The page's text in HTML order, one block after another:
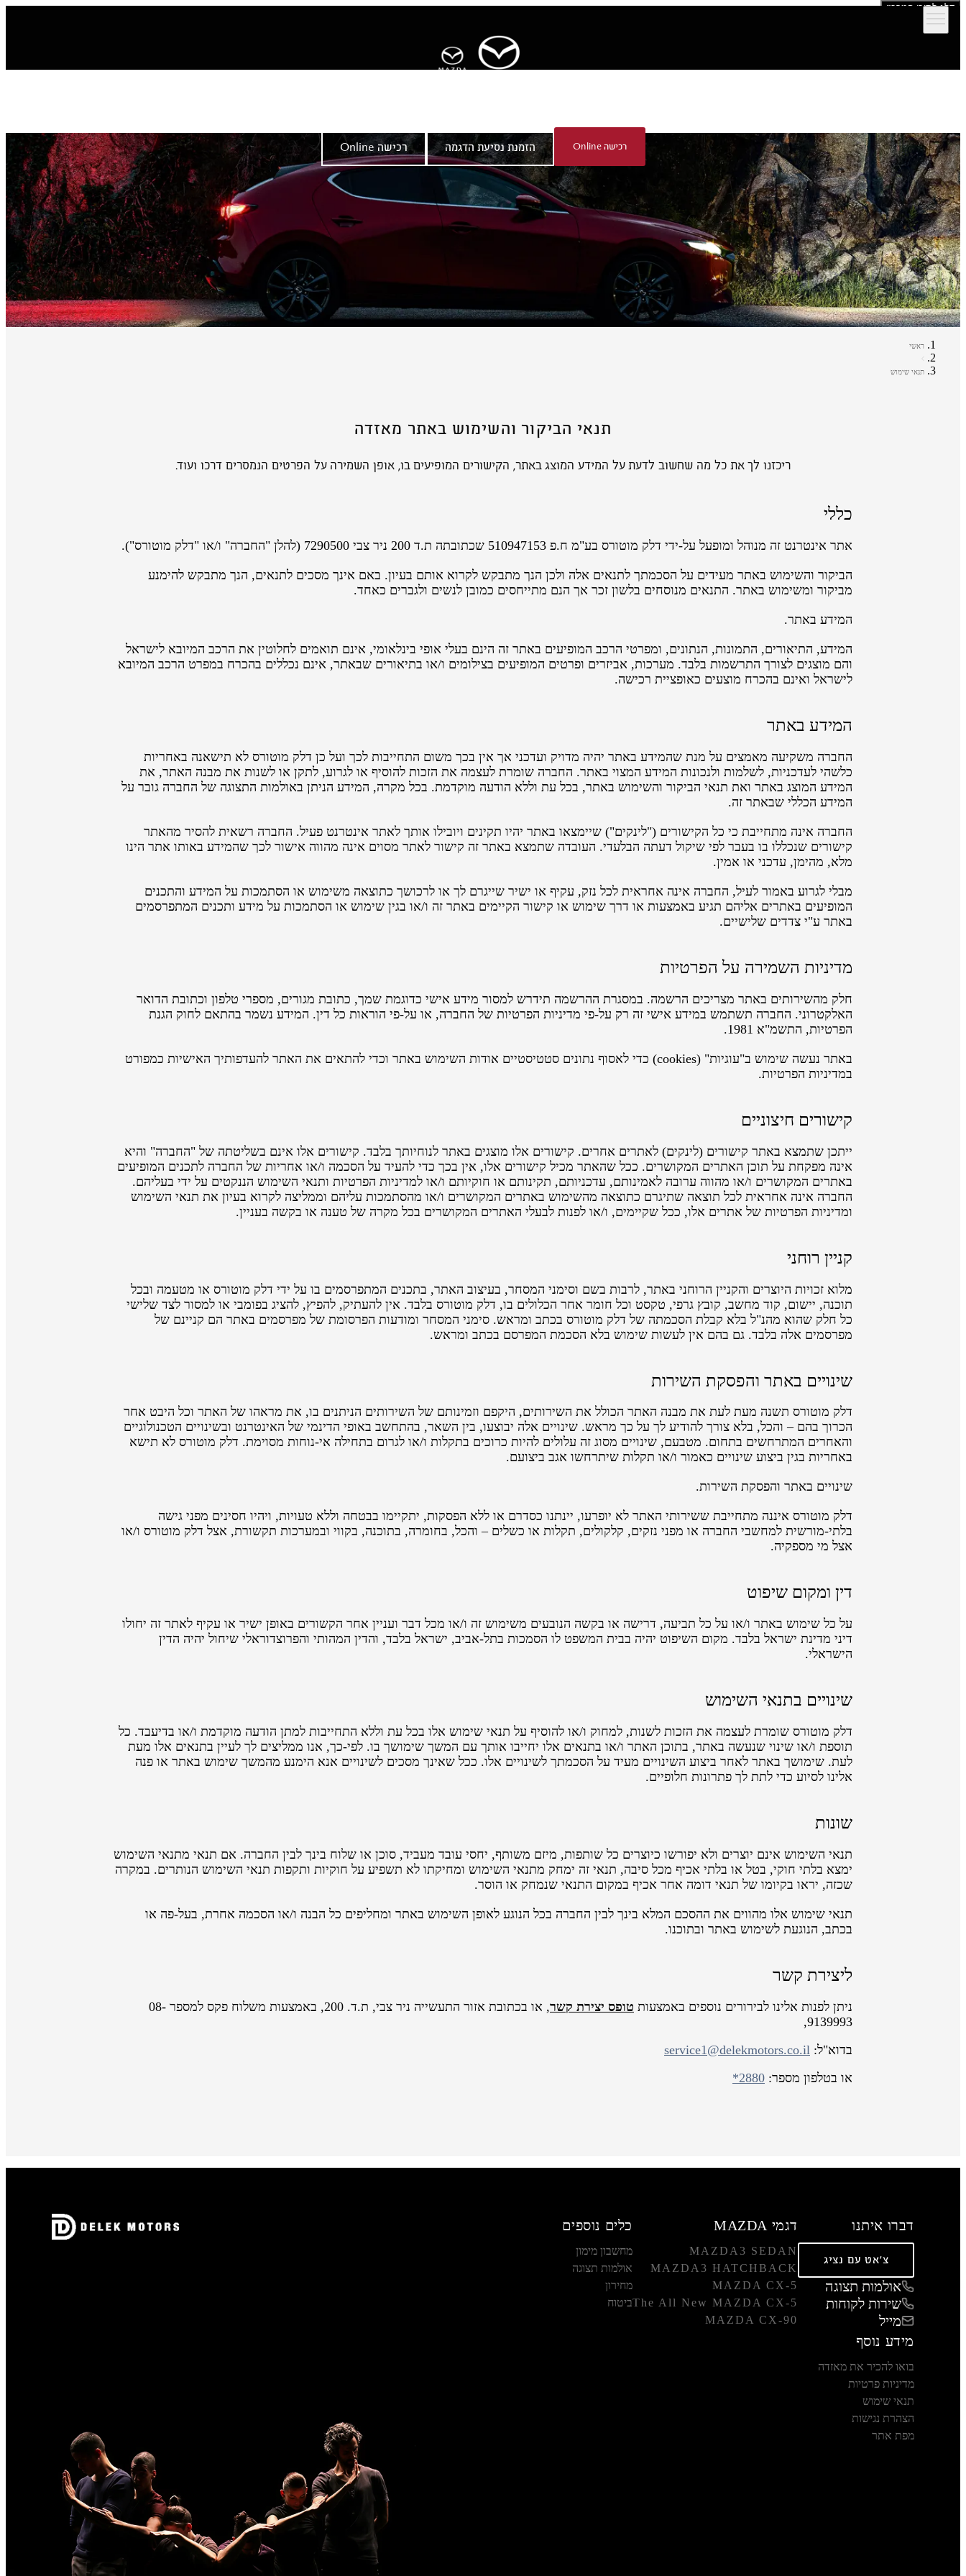
דלג לתוכן המרכזי
רכישה Online הזמנת נסיעת הדגמה רכישה Online
ראשי
תנאי שימוש
תנאי הביקור והשימוש באתר מאזדה
ריכזנו לך את כל מה שחשוב לדעת על המידע המוצג באתר, הקישורים המופיעים בו, אופן השמירה על הפרטים הנמסרים דרכו ועוד.
כללי
אתר אינטרנט זה מנוהל ומופעל על-ידי דלק מוטורס בע"מ ח.פ 510947153 שכתובתה ת.ד 200 ניר צבי 7290500 (להלן "החברה" ו/או "דלק מוטורס").
הביקור והשימוש באתר מעידים על הסכמתך לתנאים אלה ולכן הנך מתבקש לקרוא אותם בעיון. באם אינך מסכים לתנאים, הנך מתבקש להימנע
מביקור ומשימוש באתר. התנאים מנוסחים בלשון זכר אך הנם מתייחסים כמובן לנשים ולגברים כאחד.
המידע באתר.
המידע, התיאורים, התמונות, הנתונים, ומפרטי הרכב המופיעים באתר זה הינם בעלי אופי בינלאומי, אינם תואמים לחלוטין את הרכב המיובא לישראל
והם מוצגים לצורך התרשמות בלבד. מערכות, אביזרים ופרטים המופיעים בצילומים ו/או בתיאורים שבאתר, אינם נכללים בהכרח במפרט הרכב המיובא
לישראל ואינם בהכרח מוצעים כאופציית רכישה.
המידע באתר
החברה משקיעה מאמצים על מנת שהמידע באתר יהיה מדויק ועדכני אך אין בכך משום התחייבות לכך ועל כן דלק מוטורס לא תישאנה באחריות
כלשהי לעדכניות, לשלמות ולנכונות המידע המצוי באתר. החברה שומרת לעצמה את הזכות להוסיף או לגרוע, לתקן או לשנות את מבנה האתר, את
המידע המוצג באתר ואת תנאי הביקור והשימוש באתר, בכל עת וללא הודעה מוקדמת. בכל מקרה, המידע הניתן באולמות התצוגה של החברה גובר על
המידע הכללי שבאתר זה.
החברה אינה מתחייבת כי כל הקישורים ("לינקים") שיימצאו באתר יהיו תקינים ויובילו אותך לאתר אינטרנט פעיל. החברה רשאית להסיר מהאתר
קישורים שנכללו בו בעבר לפי שיקול דעתה הבלעדי. העובדה שתמצא באתר זה קישור לאתר מסוים אינה מהווה אישור לכך שהמידע באותו אתר הינו
מלא, מהימן, עדכני או אמין.
מבלי לגרוע באמור לעיל, החברה אינה אחראית לכל נזק, עקיף או ישיר שייגרם לך או לרכושך כתוצאה משימוש או הסתמכות על המידע והתכנים
המופיעים באתרים אליהם תגיע באמצעות או דרך שימוש או קישור הקיימים באתר זה ו/או בגין שימוש או הסתמכות על מידע ותכנים המתפרסמים
באתר ע"י צדדים שלישיים.
מדיניות השמירה על הפרטיות
חלק מהשירותים באתר מצריכים הרשמה. במסגרת ההרשמה תידרש למסור מידע אישי כדוגמת שמך, כתובת מגורים, מספרי טלפון וכתובת הדואר
האלקטרוני. החברה תשתמש במידע אישי זה רק על-פי מדיניות הפרטיות של החברה, או על-פי הוראות כל דין. המידע נשמר בהתאם לחוק הגנת
הפרטיות, התשמ"א 1981.
באתר נעשה שימוש ב"עוגיות" (cookies) כדי לאסוף נתונים סטטיסטיים אודות השימוש באתר וכדי להתאים את האתר להעדפותיך האישיות כמפורט
במדיניות הפרטיות.
קישורים חיצוניים
ייתכן שתמצא באתר קישורים (לינקים) לאתרים אחרים. קישורים אלו מוצגים באתר לנוחיותך בלבד. קישורים אלו אינם בשליטתה של "החברה" והיא
אינה מפקחת על תוכן האתרים המקושרים. ככל שהאתר מכיל קישורים אלו, אין בכך כדי להעיד על הסכמה ו/או אחריות של החברה לתכנים המופיעים
באתרים המקושרים ו/או מהווה ערובה לאמינותם, עדכניותם, תקינותם או חוקיותם ו/או למדיניות הפרטיות ותנאי השימוש הננקטים על ידי בעליהם.
החברה אינה אחראית לכל תוצאה שתיגרם כתוצאה מהשימוש באתרים המקושרים ו/או מהסתמכות עליהם וממליצה לקרוא בעיון את תנאי השימוש
ומדיניות הפרטיות של אתרים אלו, ככל שקיימים, ו/או לפנות לבעלי האתרים המקושרים בכל מקרה של טענה או בקשה בעניין.
קניין רוחני
מלוא זכויות היוצרים והקניין הרוחני באתר, לרבות בשם וסימני המסחר, בעיצוב האתר, בתכנים המתפרסמים בו על ידי דלק מוטורס או מטעמה ובכל
תוכנה, יישום, קוד מחשב, קובץ גרפי, טקסט וכל חומר אחר הכלולים בו, דלק מוטורס בלבד. אין להעתיק, להפיץ, להציג בפומבי או למסור לצד שלישי
כל חלק שהוא מהנ"ל בלא קבלת הסכמתה של דלק מוטורס בכתב ומראש. סימני המסחר ומודעות הפרסומת של מפרסמים באתר הם קניינם של
מפרסמים אלה בלבד. גם בהם אין לעשות שימוש בלא הסכמת המפרסם בכתב ומראש.
שינויים באתר והפסקת השירות
דלק מוטורס תשנה מעת לעת את מבנה האתר הכולל את השירותים, היקפם וזמינותם של השירותים הניתנים בו, את מראהו של האתר וכל היבט אחר
הכרוך בהם – והכל, בלא צורך להודיע לך על כך מראש. שינויים אלה יבוצעו, בין השאר, בהתחשב באופי הדינמי של האינטרנט ובשינויים הטכנולוגיים
והאחרים המתרחשים בתחום. מטבעם, שינויים מסוג זה עלולים להיות כרוכים בתקלות ו/או לגרום בתחילה אי-נוחות מסוימת. דלק מוטורס לא תישא
באחריות בגין ביצוע שינויים כאמור ו/או תקלות שיתרחשו אגב ביצועם.
שינויים באתר והפסקת השירות.
דלק מוטורס איננה מתחייבת ששירותי האתר לא יופרעו, יינתנו כסדרם או ללא הפסקות, יתקיימו בבטחה וללא טעויות, ויהיו חסינים מפני גישה
בלתי-מורשית למחשבי החברה או מפני נזקים, קלקולים, תקלות או כשלים – והכל, בחומרה, בתוכנה, בקווי ובמערכות תקשורת, אצל דלק מוטורס ו/או
אצל מי מספקיה.
דין ומקום שיפוט
על כל שימוש באתר ו/או על כל תביעה, דרישה או בקשה הנובעים משימוש זה ו/או מכל דבר ועניין אחר הקשורים באופן ישיר או עקיף לאתר זה יחולו
דיני מדינת ישראל בלבד. מקום השיפוט יהיה בבית המשפט לו הסמכות בתל-אביב, ישראל בלבד, והדין המהותי והפרוצדוראלי שיחול יהיה הדין
הישראלי.
שינויים בתנאי השימוש
דלק מוטורס שומרת לעצמה את הזכות לשנות, למחוק ו/או להוסיף על תנאי שימוש אלו בכל עת וללא התחייבות למתן הודעה מוקדמת ו/או בדיעבד. כל
תוספת ו/או שינוי שנעשה באתר, בתוכן האתר ו/או בתנאים אלו יחייבו אותך עם המשך שימושך בו. לפי-כך, אנו ממליצים לך לעיין בתנאים אלו מעת
לעת. שימושך באתר לאחר ביצוע השינויים מעיד על הסכמתך לשינויים אלו. ככל שאינך מסכים לשינויים אנא הימנע מהמשך שימוש באתר או פנה
אלינו לסיוע כדי לתת לך פתרונות חלופיים.
שונות
תנאי השימוש אינם יוצרים ולא יפורשו כיוצרים כל שותפות, מיזם משותף, יחסי עובד מעביד, סוכן או שלוח בינך לבין החברה. אם תנאי מתנאי השימוש
ימצא בלתי חוקי, בטל או בלתי אכיף מכל סיבה, תנאי זה ימחק מתנאי השימוש ומחיקתו לא תשפיע על חוקיות ותקפות תנאי השימוש הנותרים. במקרה
שכזה, יראו בקיומו של תנאי דומה אחר אכיף במקום התנאי שנמחק או הוסר.
תנאי שימוש אלו מהווים את ההסכם המלא בינך לבין החברה בכל הנוגע לאופן השימוש באתר ומחליפים כל הבנה ו/או הסכמה אחרת, בעל-פה או
בכתב, הנוגעת לשימוש באתר ובתוכנו.
ליצירת קשר
ניתן לפנות אלינו לבירורים נוספים באמצעות טופס יצירת קשר
, או בכתובת אזור התעשייה ניר צבי, ת.ד. 200, באמצעות משלוח פקס למספר 08-
9139993,
בדוא"ל: service1@delekmotors.co.il
או בטלפון מספר: *2880
דברו איתנו
צ'אט עם נציג
אולמות תצוגה
שירות לקוחות
מייל
דגמי MAZDA
MAZDA3 SEDAN
MAZDA3 HATCHBACK
MAZDA CX-5
The All New MAZDA CX-5
MAZDA CX-90
כלים נוספים
מחשבון מימון
אולמות תצוגה
מחירון
ביטוח
מידע נוסף
בואו להכיר את מאזדה
מדיניות פרטיות
תנאי שימוש
הצהרת נגישות
מפת אתר